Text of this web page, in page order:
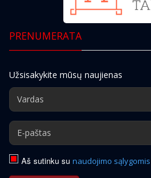
PRENUMERATA
Užsisakykite mūsų naujienas
Aš sutinku su naudojimo